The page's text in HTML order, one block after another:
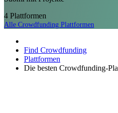
4 Plattformen
Alle Crowdfunding Plattformen
Find Crowdfunding
Plattformen
Die besten Crowdfunding-